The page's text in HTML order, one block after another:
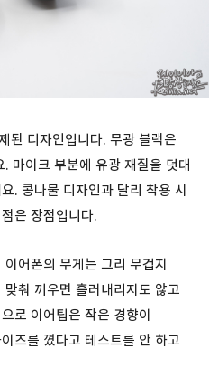
된 디자인입니다. 무광 블랙은
마이크 부분에 유광 재질을 덧대
. 콩나물 디자인과 달리 착용 시
은 장점입니다.
어폰의 무게는 그리 무겁지
춰 끼우면 흘러내리지도 않고
로 이어팁은 작은 경향이
즈를 꼈다고 테스트를 안 하고